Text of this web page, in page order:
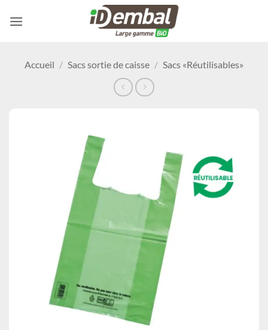
Accueil / Sacs sortie de caisse / Sacs «Réutilisables»